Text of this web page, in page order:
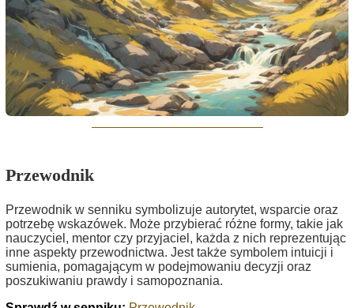
Przewodnik
Przewodnik w senniku symbolizuje autorytet, wsparcie oraz
potrzebę wskazówek. Może przybierać różne formy, takie jak
nauczyciel, mentor czy przyjaciel, każda z nich reprezentując
inne aspekty przewodnictwa. Jest także symbolem intuicji i
sumienia, pomagającym w podejmowaniu decyzji oraz
poszukiwaniu prawdy i samopoznania.